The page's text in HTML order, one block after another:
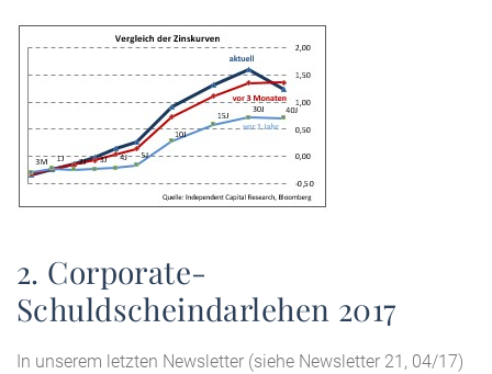
2. Corporate-
Schuldscheindarlehen 2017
In unserem letzten Newsletter (siehe Newsletter 21, 04/17)